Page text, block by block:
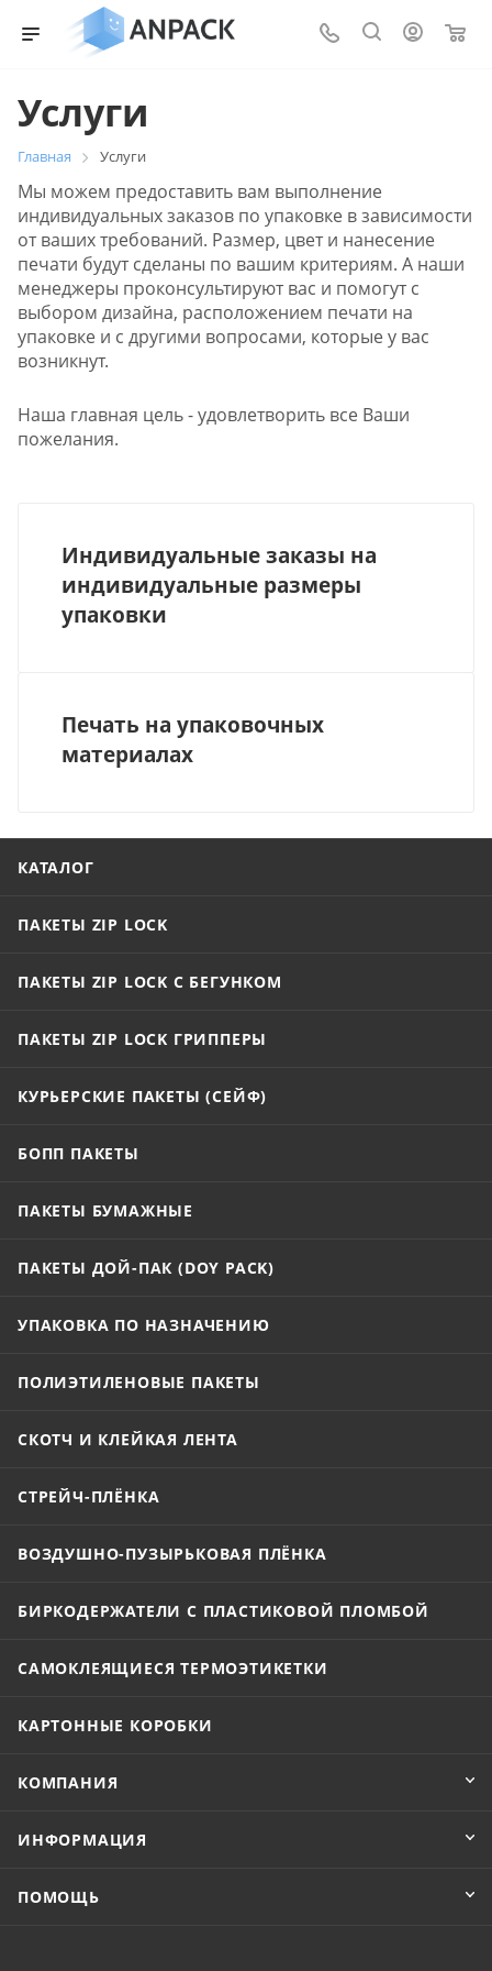
0
Услуги
Главная Услуги
Мы можем предоставить вам выполнение
индивидуальных заказов по упаковке в зависимости
от ваших требований. Размер, цвет и нанесение
печати будут сделаны по вашим критериям. А наши
менеджеры проконсультируют вас и помогут с
выбором дизайна, расположением печати на
упаковке и с другими вопросами, которые у вас
возникнут.
Наша главная цель - удовлетворить все Ваши
пожелания.
Индивидуальные заказы на
индивидуальные размеры
упаковки
Печать на упаковочных
материалах
КАТАЛОГ
ПАКЕТЫ ZIP LOCK
ПАКЕТЫ ZIP LOCK С БЕГУНКОМ
ПАКЕТЫ ZIP LOCK ГРИППЕРЫ
КУРЬЕРСКИЕ ПАКЕТЫ (СЕЙФ)
БОПП ПАКЕТЫ
ПАКЕТЫ БУМАЖНЫЕ
ПАКЕТЫ ДОЙ-ПАК (DOY PACK)
УПАКОВКА ПО НАЗНАЧЕНИЮ
ПОЛИЭТИЛЕНОВЫЕ ПАКЕТЫ
СКОТЧ И КЛЕЙКАЯ ЛЕНТА
СТРЕЙЧ-ПЛЁНКА
ВОЗДУШНО-ПУЗЫРЬКОВАЯ ПЛЁНКА
БИРКОДЕРЖАТЕЛИ С ПЛАСТИКОВОЙ ПЛОМБОЙ
САМОКЛЕЯЩИЕСЯ ТЕРМОЭТИКЕТКИ
КАРТОННЫЕ КОРОБКИ
КОМПАНИЯ
ИНФОРМАЦИЯ
ПОМОЩЬ